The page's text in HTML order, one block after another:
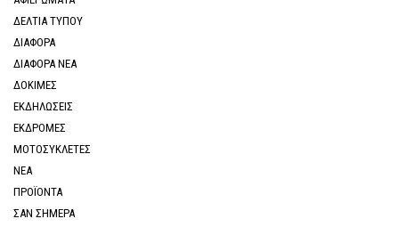
ΔΕΛΤΙΑ ΤΥΠΟΥ
ΔΙΑΦΟΡΑ
ΔΙΑΦΟΡΑ ΝΕΑ
ΔΟΚΙΜΕΣ
ΕΚΔΗΛΩΣΕΙΣ
ΕΚΔΡΟΜΕΣ
ΜΟΤΟΣΥΚΛΕΤΕΣ
ΝΕΑ
ΠΡΟΪΟΝΤΑ
ΣΑΝ ΣΗΜΕΡΑ